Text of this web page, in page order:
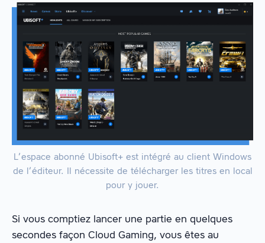
L’espace abonné Ubisoft+ est intégré au client Windows
de l’éditeur. Il nécessite de télécharger les titres en local
pour y jouer.
Si vous comptiez lancer une partie en quelques
secondes façon Cloud Gaming, vous êtes au